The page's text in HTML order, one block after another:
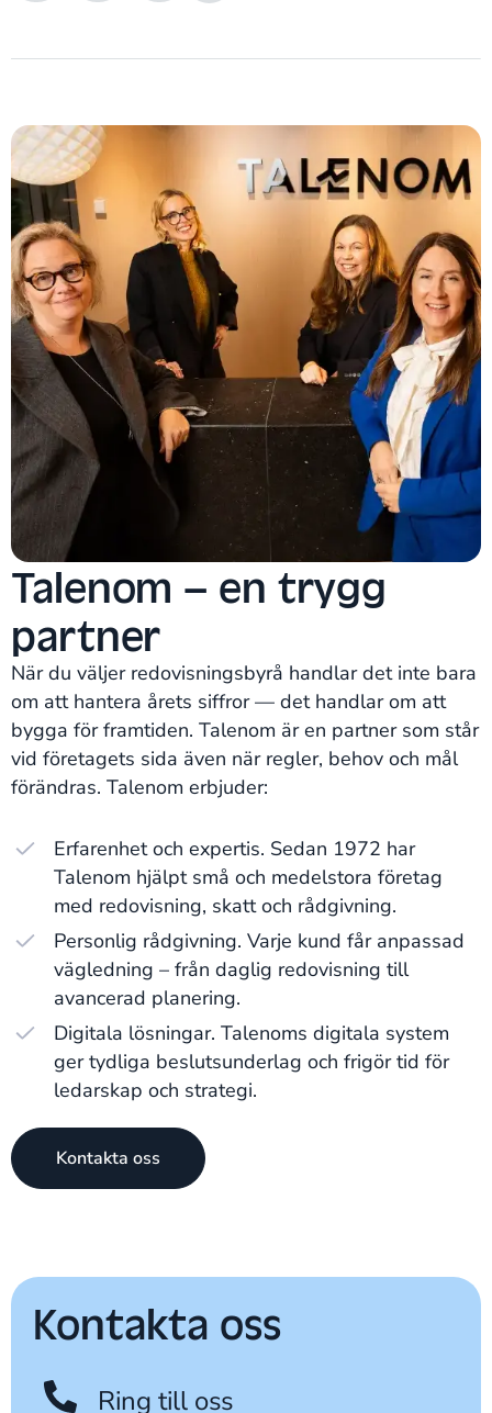
Talenom – en trygg
partner
När du väljer redovisningsbyrå handlar det inte bara
om att hantera årets siffror — det handlar om att
bygga för framtiden. Talenom är en partner som står
vid företagets sida även när regler, behov och mål
förändras. Talenom erbjuder:
Erfarenhet och expertis. Sedan 1972 har
Talenom hjälpt små och medelstora företag
med redovisning, skatt och rådgivning.
Personlig rådgivning. Varje kund får anpassad
vägledning – från daglig redovisning till
avancerad planering.
Digitala lösningar. Talenoms digitala system
ger tydliga beslutsunderlag och frigör tid för
ledarskap och strategi.
Kontakta oss
Kontakta oss
Ring till oss